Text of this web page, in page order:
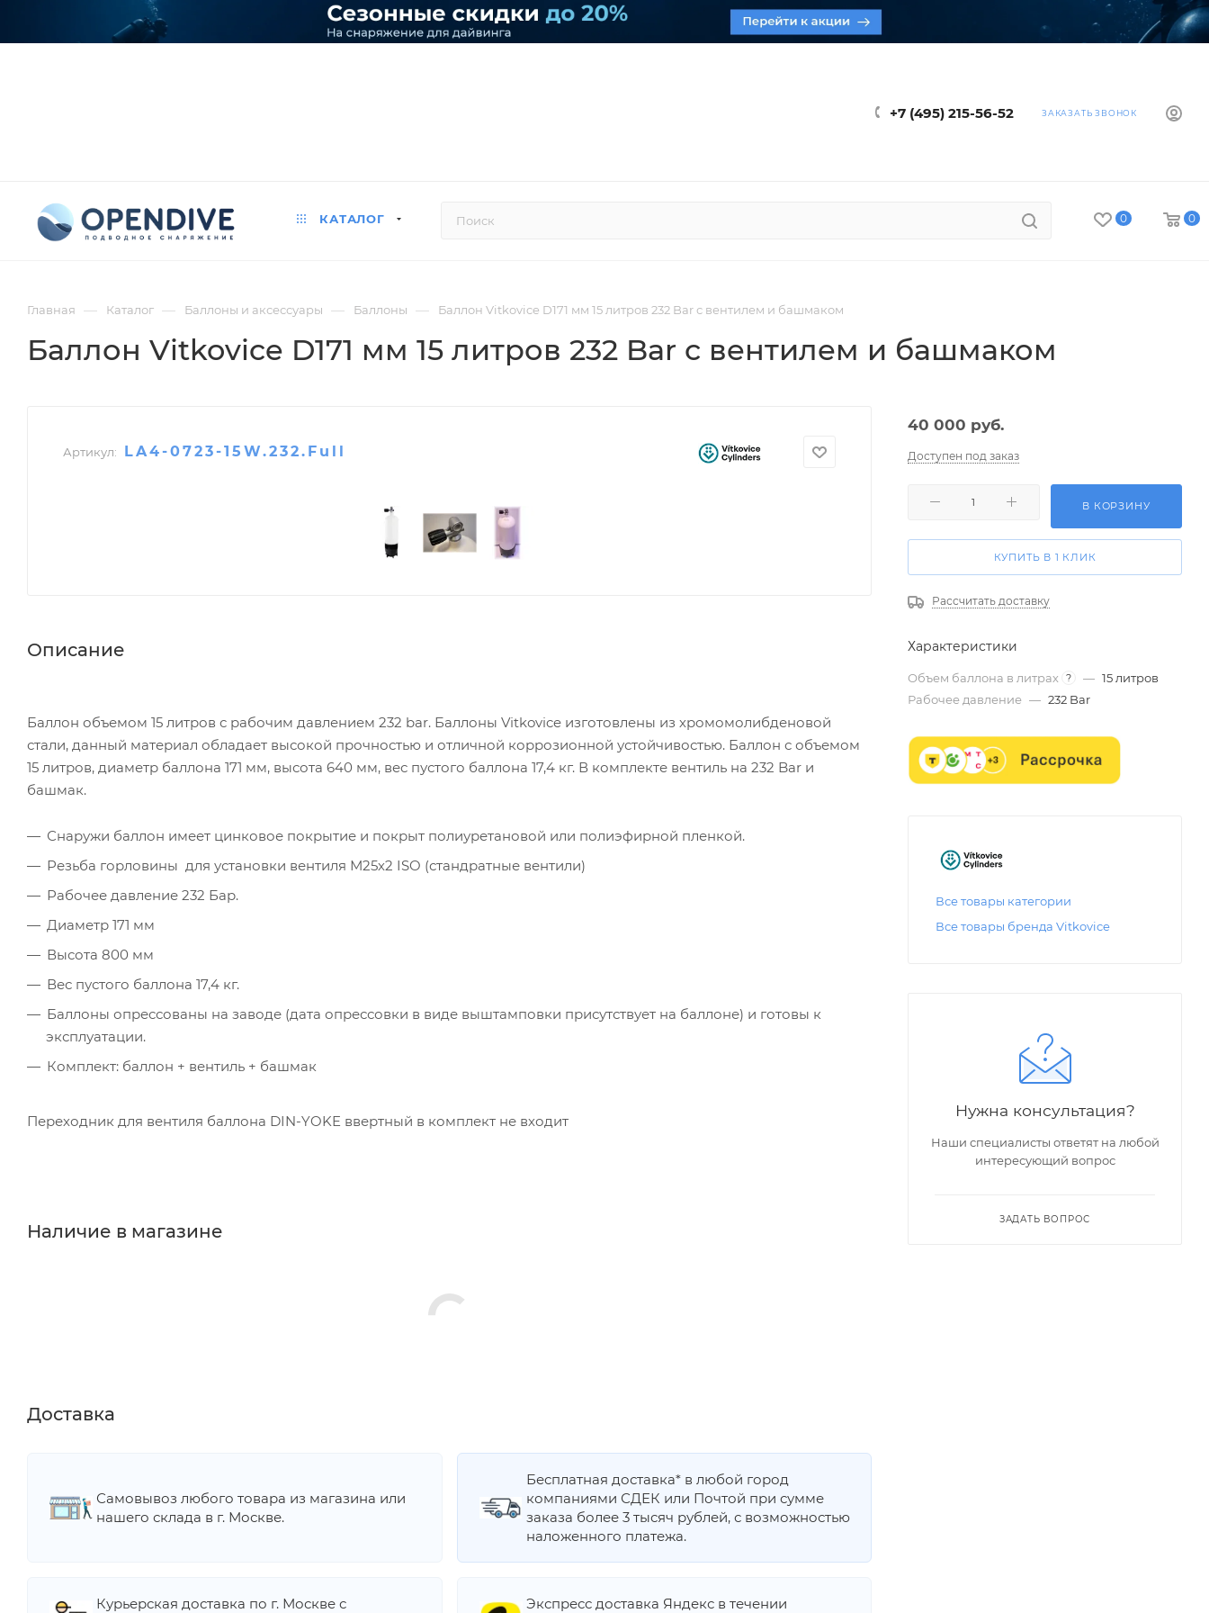
+7 (495) 215-56-52 ЗАКАЗАТЬ ЗВОНОК
КАТАЛОГ 0 0
Главная — Каталог — Баллоны и аксессуары — Баллоны — Баллон Vitkovice D171 мм 15 литров 232 Bar с вентилем и башмаком
Баллон Vitkovice D171 мм 15 литров 232 Bar с вентилем и башмаком
Артикул: LA4-0723-15W.232.Full
Описание
Баллон объемом 15 литров с рабочим давлением 232 bar. Баллоны Vitkovice изготовлены из хромомолибденовой
стали, данный материал обладает высокой прочностью и отличной коррозионной устойчивостью. Баллон с объемом
15 литров, диаметр баллона 171 мм, высота 640 мм, вес пустого баллона 17,4 кг. В комплекте вентиль на 232 Bar и
башмак.
Снаружи баллон имеет цинковое покрытие и покрыт полиуретановой или полиэфирной пленкой.
Резьба горловины для установки вентиля М25х2 ISO (стандратные вентили)
Рабочее давление 232 Бар.
Диаметр 171 мм
Высота 800 мм
Вес пустого баллона 17,4 кг.
Баллоны опрессованы на заводе (дата опрессовки в виде выштамповки присутствует на баллоне) и готовы к
эксплуатации.
Комплект: баллон + вентиль + башмак
Переходник для вентиля баллона DIN-YOKE ввертный в комплект не входит
Наличие в магазине
Доставка
Самовывоз любого товара из магазина или
нашего склада в г. Москве.
Бесплатная доставка* в любой город
компаниями СДЕК или Почтой при сумме
заказа более 3 тысяч рублей, с возможностью
наложенного платежа.
Курьерская доставка по г. Москве с
Экспресс доставка Яндекс в течении
40 000 руб.
Доступен под заказ
В КОРЗИНУ
КУПИТЬ В 1 КЛИК
Рассчитать доставку
Характеристики
Объем баллона в литрах ? — 15 литров
Рабочее давление — 232 Bar
Все товары категории
Все товары бренда Vitkovice
Нужна консультация?
Наши специалисты ответят на любой
интересующий вопрос
ЗАДАТЬ ВОПРОС